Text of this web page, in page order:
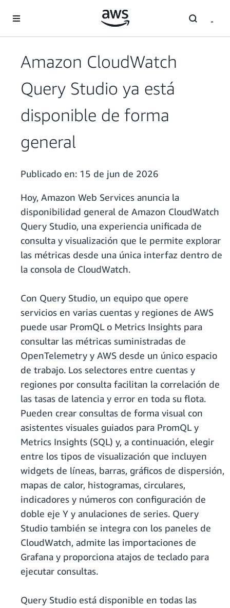
Amazon CloudWatch
Query Studio ya está
disponible de forma
general
Publicado en: 15 de jun de 2026
Hoy, Amazon Web Services anuncia la
disponibilidad general de Amazon CloudWatch
Query Studio, una experiencia unificada de
consulta y visualización que le permite explorar
las métricas desde una única interfaz dentro de
la consola de CloudWatch.
Con Query Studio, un equipo que opere
servicios en varias cuentas y regiones de AWS
puede usar PromQL o Metrics Insights para
consultar las métricas suministradas de
OpenTelemetry y AWS desde un único espacio
de trabajo. Los selectores entre cuentas y
regiones por consulta facilitan la correlación de
las tasas de latencia y error en toda su flota.
Pueden crear consultas de forma visual con
asistentes visuales guiados para PromQL y
Metrics Insights (SQL) y, a continuación, elegir
entre los tipos de visualización que incluyen
widgets de líneas, barras, gráficos de dispersión,
mapas de calor, histogramas, circulares,
indicadores y números con configuración de
doble eje Y y anulaciones de series. Query
Studio también se integra con los paneles de
CloudWatch, admite las importaciones de
Grafana y proporciona atajos de teclado para
ejecutar consultas.
Query Studio está disponible en todas las